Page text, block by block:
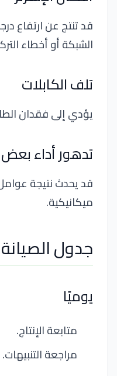
قد تنتج عن ارتفاع
الشبكة أو أخطاء
تلف الكابلات
يؤدي إلى فقدان
تدهور أداء بعض
قد يحدث نتيجة
ميكانيكية.
جدول
يوميًا
متابعة الإنتاج.
مراجعة التنبيهات.